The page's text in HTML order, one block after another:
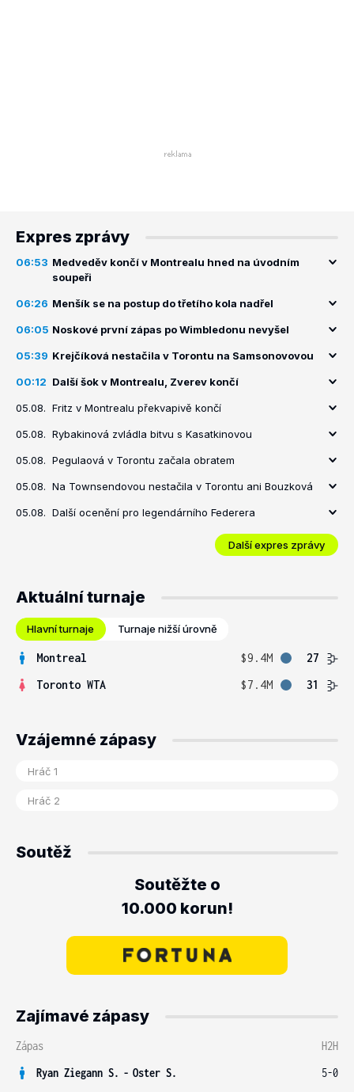
Expres zprávy
06:53 Medveděv končí v Montrealu hned na úvodním
soupeři
06:26 Menšík se na postup do třetího kola nadřel
06:05 Noskové první zápas po Wimbledonu nevyšel
05:39 Krejčíková nestačila v Torontu na Samsonovovou
00:12 Další šok v Montrealu, Zverev končí
05.08. Fritz v Montrealu překvapivě končí
05.08. Rybakinová zvládla bitvu s Kasatkinovou
05.08. Pegulaová v Torontu začala obratem
05.08. Na Townsendovou nestačila v Torontu ani Bouzková
05.08. Další ocenění pro legendárního Federera
Další expres zprávy
Aktuální turnaje
Hlavní turnaje Turnaje nižší úrovně
Montreal $9.4M
27
Toronto WTA
$7.4M 31
Vzájemné zápasy
Soutěž
Soutěžte o
10.000 korun!
Zajímavé zápasy
Zápas
H2H
Ryan Ziegann S. - Oster S.
5-0